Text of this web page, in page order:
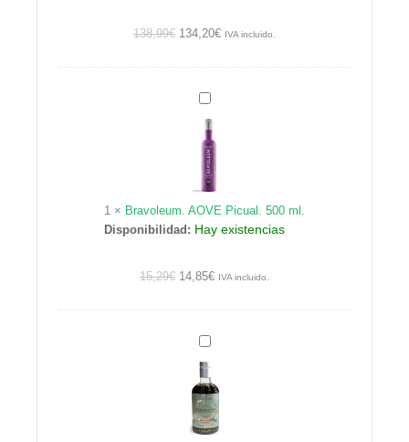
Litros.
138,99€ 134,20€ IVA incluido.
Bravoleum.
AOVE
Picual.
500
ml.
1 × Bravoleum. AOVE Picual. 500 ml.
Disponibilidad: Hay existencias
15,29€ 14,85€ IVA incluido.
Hacienda
el
Palo
AOVE
premium.
500